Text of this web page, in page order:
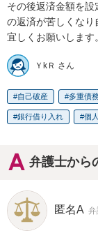
その後返済金額を
の返済が苦しくなり
宜しくお願いします。
ＹkＲ さん
自己破産 多重債
銀行借り入れ 個
弁護士から
匿名A